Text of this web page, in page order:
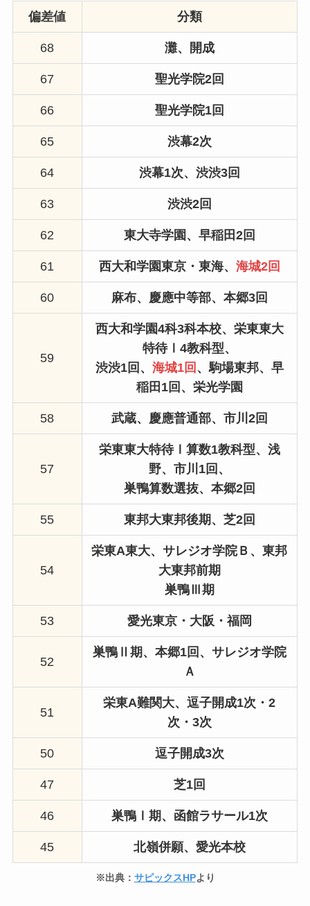
偏差値 分類
68 灘、開成
67 聖光学院2回
66 聖光学院1回
65 渋幕2次
64 渋幕1次、 渋渋3回
63 渋渋2回
62 東大寺学園、 早稲田2回
61 西大和学園東京・東海、 海城2回
60 麻布、 慶應中等部、 本郷3回
59
西大和学園4科3科本校、 栄東東大
特待Ⅰ4教科型、
渋渋1回、 海城1回 、駒場東邦、 早
稲田1回、 栄光学園
58 武蔵、 慶應普通部、市川2回
57
栄東東大特待Ⅰ算数1教科型、 浅
野、 市川1回、
巣鴨算数選抜、 本郷2回
55 東邦大東邦後期 、 芝2回
54
栄東A東大、サレジオ学院Ｂ、東邦
大東邦前期
巣鴨Ⅲ期
53 愛光東京・大阪 ・福岡
52
巣鴨Ⅱ期、本郷1回、サレジオ学院
Ａ
51
栄東A難関大、逗子開成1次・2
次・3次
50 逗子開成3次
47 芝1回
46 巣鴨Ⅰ期、函館ラサール1次
45 北嶺併願、 愛光本校
※出典： サピックスHPより